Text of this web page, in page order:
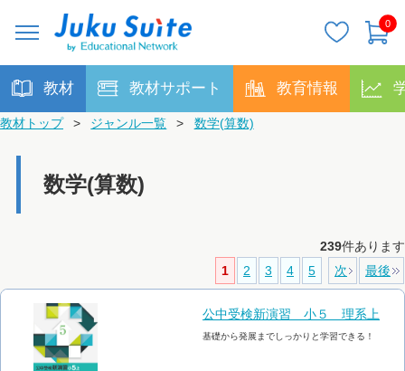
0
教材 教材サポート 教育情報
教材トップ > ジャンル一覧 > 数学(算数)
数学(算数)
239件あります
1
2 3 4 5 次 最後
公中受検新演習 小５ 理系上
基礎から発展までしっかりと学習できる！